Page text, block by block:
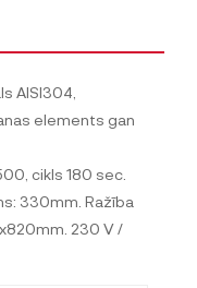
AISI304,
elements gan
cikls 180 sec.
330mm. Ražība
230 V /